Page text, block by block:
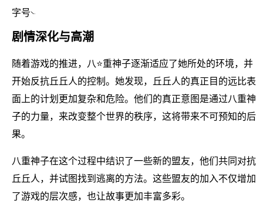
字号
剧情深化与高潮
随着游戏的推进，八⭐重神子逐渐适应了她所处的环境，并
开始反抗丘丘人的控制。她发现，丘丘人的真正目的远比表
面上的计划更加复杂和危险。他们的真正意图是通过八重神
子的力量，来改变整个世界的秩序，这将带来不可预知的后
果。
八重神子在这个过程中结识了一些新的盟友，他们共同对抗
丘丘人，并试图找到逃离的方法。这些盟友的加入不仅增加
了游戏的层次感，也让故事更加丰富多彩。